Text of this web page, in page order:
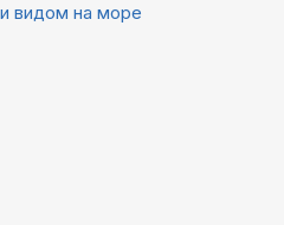
видом на море